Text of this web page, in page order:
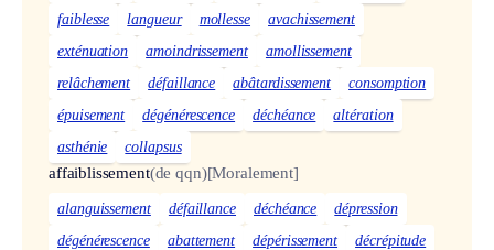
faiblesse
langueur mollesse
avachissement
exténuation
amoindrissement
amollissement
relâchement
défaillance abâtardissement
consomption
épuisement
dégénérescence déchéance
altération
asthénie
collapsus
affaiblissement(de qqn)[Moralement]
alanguissement défaillance déchéance
dépression
dégénérescence
abattement dépérissement
décrépitude